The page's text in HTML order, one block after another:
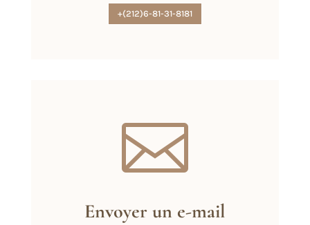
+(212)6-81-31-8181

Envoyer un e-mail